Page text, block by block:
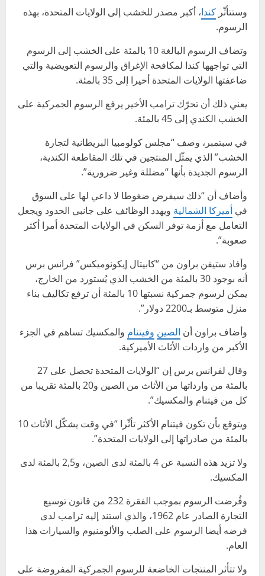
وستتأثّر كندا، أكبر مصدر للخشب إلى الولايات المتحدة، بهذه
الرسوم.
وتضاف الرسوم البالغة 10 بالمئة على الخشب إلى الرسوم
التي تواجهها كندا لمكافحة الإغراق والرسوم التعويضية والتي
ضاعفتها الولايات المتحدة أخيرا إلى 35 بالمئة.
يعني ذلك أن تحرّك ترامب الأخير يرفع الرسوم الجمركية على
الخشب الكندي إلى 45 بالمئة.
في سبتمبر، وصف “مجلس كولومبيا البريطانية لتجارة
الخشب” الذي يمثّل المنتجين في تلك المقاطعة الكندية،
الرسوم الجديدة بأنها “مضللة وغير ضرورية”.
وأضاف أن “ذلك سيفرض ضغوطا لا داعي لها على السوق
في أميركا الشمالية ويهدد الوظائف على جانبي الحدود ويجعل
التعامل مع أزمة توفر السكن في الولايات المتحدة أمرا أكثر
صعوبة”.
وأفاد ستيفن براون من “كابيتال إيكونوميكس” فرانس برس
أنه بوجود 30 بالمئة من الخشب الذي يُستورد من الخارج،
يمكن لرسوم جمركية نسبتها 10 بالمئة أن ترفع تكاليف بناء
منزل متوسط بـ2200 دولار”.
وأضاف براون أن الصين وفيتنام والمكسيك تساهم في الجزء
الأكبر من واردات الأثاث الأميركية.
وقال لفرانس برس إن “الولايات المتحدة تحصل على 27
بالمئة من وارداتها من الأثاث من الصين و20 بالمئة تقريبا من
كل من فيتنام والمكسيك”.
ويتوقع بأن تكون فيتنام الأكثر تأثّرا “في وقت يشكّل الأثاث 10
بالمئة من صادراتها إلى الولايات المتحدة”.
ولا تزيد هذه النسبة عن 4 بالمئة لدى الصين، و2,5 بالمئة لدى
المكسيك.
وفُرضت الرسوم بموجب الفقرة 232 من قانون توسيع
التجارة الصادر عام 1962، والذي استند إليه ترامب لدى
فرضه أيضا الرسوم على الصلب والألومنيوم والسيارات هذا
العام.
ولا تتأثر المنتجات الخاضعة للرسوم الجمركية المفروضة على